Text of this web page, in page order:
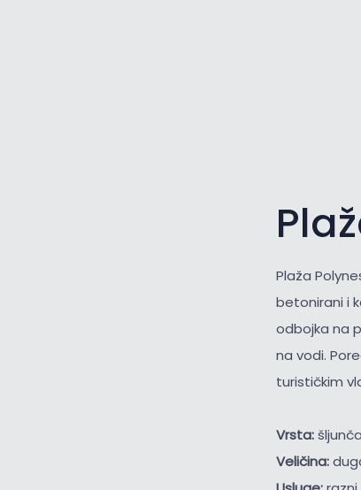
Plaža
betonirani i
odbojka na
na vodi.
turističkim
Vrsta:
Veličina: